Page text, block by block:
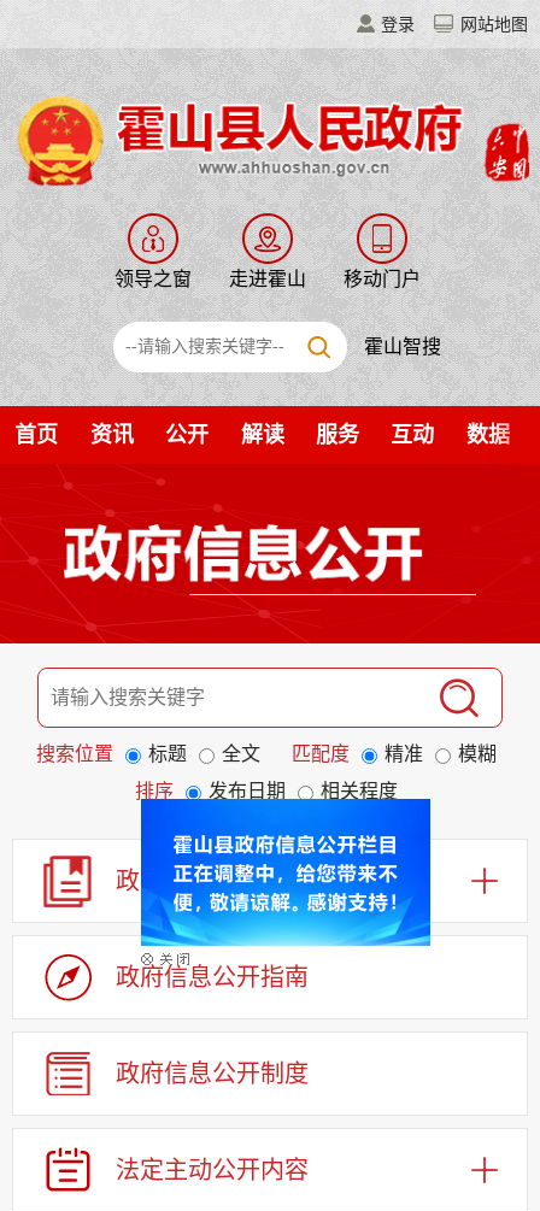
登录 网站地图
领导之窗 走进霍山 移动门户
霍山智搜
首页 资讯 公开 解读 服务 互动 数据
搜索位置 标题 全文 匹配度 精准
模糊
排序
发布日期 相关程度
政 策
政府信息公开指南
政府信息公开制度
法定主动公开内容